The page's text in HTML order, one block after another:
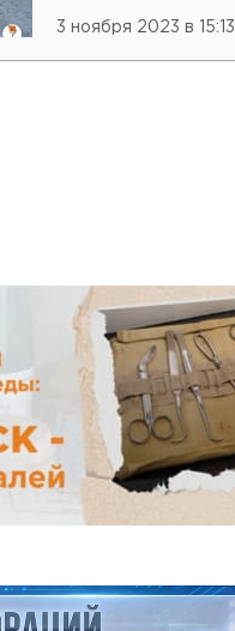
3 ноября 2023 в 15:13